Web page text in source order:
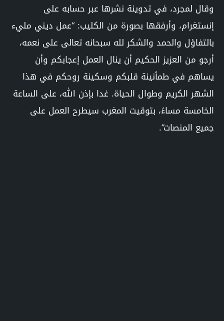
وقال لمجرد، في تدوينة نشرها عبر حسابه على
إنستغرام، وأرفقها بصورة من الكليب: “عمل ديني مليء
بالتفاؤل والحمد والشكر لله سبحانه تعالى على نعمه،
أرجو من العزيز الحكيم أن ينال العمل إعجابكم وأن
يساهم في طمأنينة قلبكم وسكينة روحكم في هذا
الشهر الكريم وطوال الحياة. غدا بإذن الله، على الساعة
الخامسة مساءً، بتوقيت المغرب سيطرح العمل على
جميع المنصات”.